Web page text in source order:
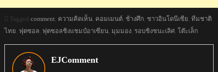
Tagged comment ความคิดเห็น, คอมเมนต์, ช้างศึก ชาวอินโดนีเซีย ทีมชาติ
ไทย ฟุตซอล ฟุตซอลชิงแชมป์อาเซียน, มุมมอง, รอบชิงชนะเลิศ, โต๊ะเล็ก
EJComment